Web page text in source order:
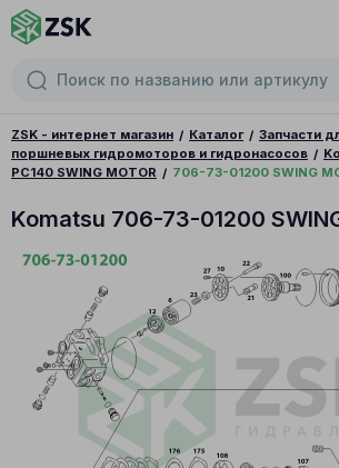
ZSK - интернет магазин Каталог
Запчасти
поршневых гидромоторов и гидронасосов
PC140 SWING MOTOR
706-73-01200 SWING
Komatsu 706-73-01200